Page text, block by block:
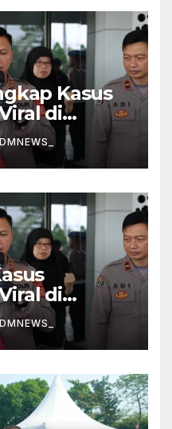
Kasus
di
dari
di
dari